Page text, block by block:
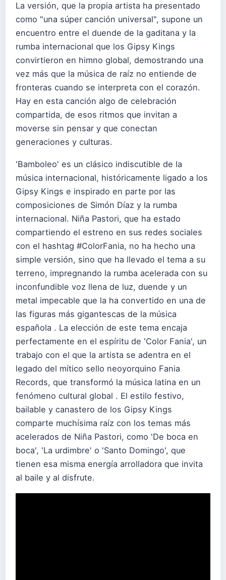
La versión, que la propia artista ha presentado
como "una súper canción universal", supone un
encuentro entre el duende de la gaditana y la
rumba internacional que los Gipsy Kings
convirtieron en himno global, demostrando una
vez más que la música de raíz no entiende de
fronteras cuando se interpreta con el corazón.
Hay en esta canción algo de celebración
compartida, de esos ritmos que invitan a
moverse sin pensar y que conectan
generaciones y culturas.
'Bamboleo' es un clásico indiscutible de la
música internacional, históricamente ligado a los
Gipsy Kings e inspirado en parte por las
composiciones de Simón Díaz y la rumba
internacional. Niña Pastori, que ha estado
compartiendo el estreno en sus redes sociales
con el hashtag #ColorFania, no ha hecho una
simple versión, sino que ha llevado el tema a su
terreno, impregnando la rumba acelerada con su
inconfundible voz llena de luz, duende y un
metal impecable que la ha convertido en una de
las figuras más gigantescas de la música
española . La elección de este tema encaja
perfectamente en el espíritu de 'Color Fania', un
trabajo con el que la artista se adentra en el
legado del mítico sello neoyorquino Fania
Records, que transformó la música latina en un
fenómeno cultural global . El estilo festivo,
bailable y canastero de los Gipsy Kings
comparte muchísima raíz con los temas más
acelerados de Niña Pastori, como 'De boca en
boca', 'La urdimbre' o 'Santo Domingo', que
tienen esa misma energía arrolladora que invita
al baile y al disfrute.